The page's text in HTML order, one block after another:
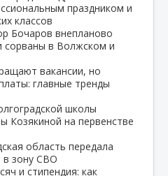
праздником и
классов
Бочаров внепланово
сорваны в Волжском и
вакансии, но
главные тренды
школы
Козякиной на первенстве
область передала
в зону СВО
и стипендия: как